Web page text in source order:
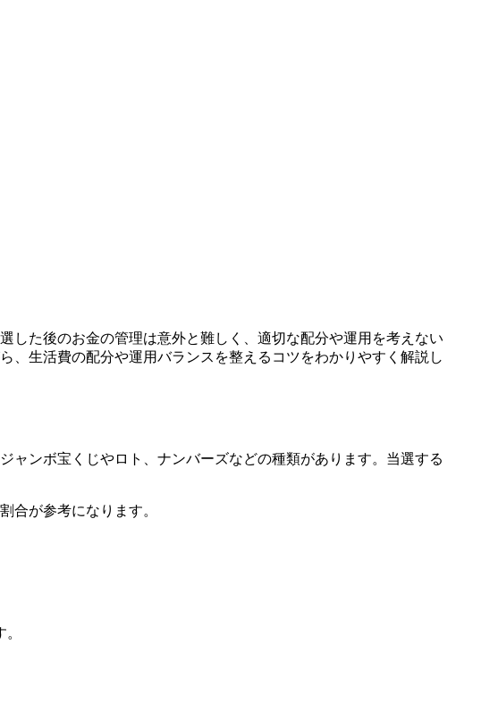
した後のお金の管理は意外と難しく、適切な配分や運用を考えない
、生活費の配分や運用バランスを整えるコツをわかりやすく解説し
ャンボ宝くじやロト、ナンバーズなどの種類があります。当選する
合が参考になります。